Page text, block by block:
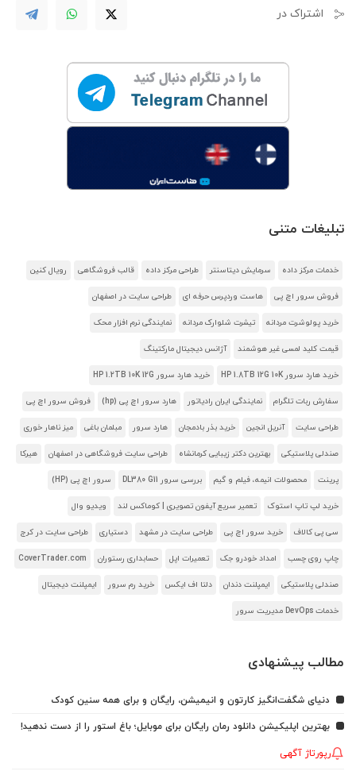
اشتراک در
تبلیغات متنی
خدمات مرکز داده سرمایش دیتاسنتر طراحی مرکز داده قالب فروشگاهی رویال کنین
فروش سرور اچ پی هاست وردپرس حرفه ای طراحی سایت در اصفهان
خرید پولوشرت مردانه تیشرت شلوارک مردانه نمایندگی نرم افزار محک
قیمت کلید لمسی غیر هوشمند آژانس دیجیتال مارکتینگ
خرید هارد سرور HP 1.8TB 12G 10K خرید هارد سرور HP 1.2TB 10K 12G
سفارش ربات تلگرام نمایندگی ایران رادیاتور هارد سرور اچ پی (hp) فروش سرور اچ پی
طراحی سایت آنریل انجین خرید بذر بادمجان هارد سرور مبلمان باغی میز ناهار خوری
صندلی پلاستیکی بهترین دکتر زیبایی کرمانشاه طراحی سایت فروشگاهی در اصفهان هیرکا
پرینت محصولات انیمه، فیلم و گیم بررسی سرور DL380 G11 سرور اچ پی (HP)
خرید لپ تاپ استوک تعمیر سریع آیفون تصویری | کوماکس لند ویدیو وال
سی پی کالاف خرید سرور اچ پی طراحی سایت در مشهد دستیاری طراحی سایت در کرج
چاپ روی چسب امداد خودرو جک تعمیرات اپل حسابداری رستوران CoverTrader.com
صندلی پلاستیکی ایمپلنت دندان دلتا اف ایکس خرید رم سرور ایمپلنت دیجیتال
خدمات DevOps مدیریت سرور
مطالب پیشنهادی
دنیای شگفت‌انگیز کارتون و انیمیشن، رایگان و برای همه سنین کودک
بهترین اپلیکیشن دانلود رمان رایگان برای موبایل؛ باغ استور را از دست ندهید!
رپورتاژ آگهی